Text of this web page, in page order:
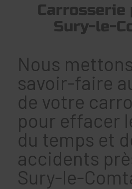
Carrosserie
Sury-le-
Nous
savoir-faire
de votre
pour effacer
du temps et
accidents
Sury-le-